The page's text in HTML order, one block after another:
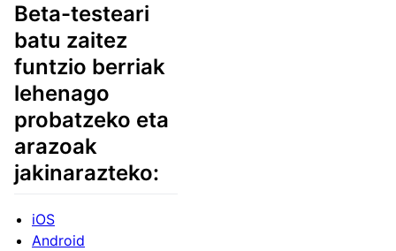
Beta-testeari
batu zaitez
funtzio berriak
lehenago
probatzeko eta
arazoak
jakinarazteko:
iOS
Android